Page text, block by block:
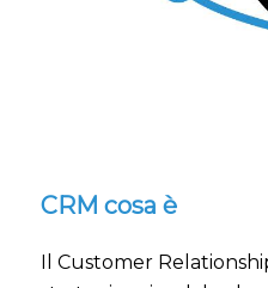
CRM cosa è
Il Customer